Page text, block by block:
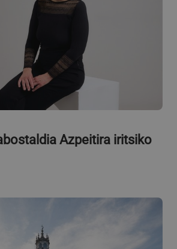
Azpeitira iritsiko